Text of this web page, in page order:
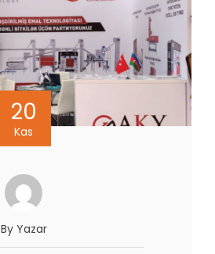
20
Kas
By Yazar